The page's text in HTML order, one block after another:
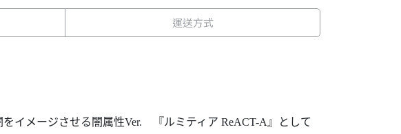
運送方式
イメージさせる闇属性Ver. 『ルミティア ReACT-A』として